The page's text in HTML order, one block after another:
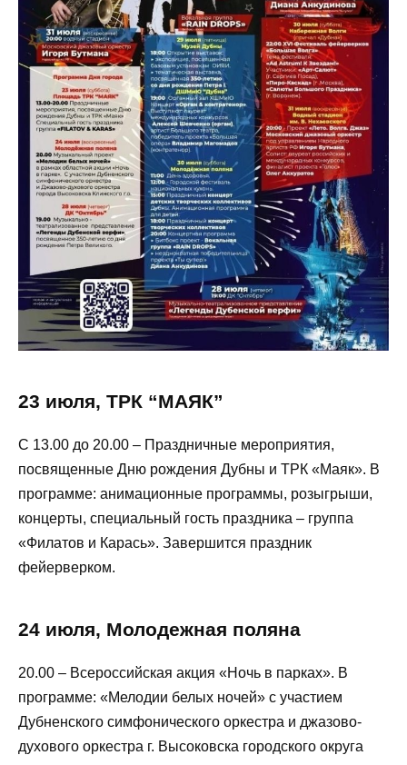
23 июля, ТРК “МАЯК”
С 13.00 до 20.00 – Праздничные мероприятия,
посвященные Дню рождения Дубны и ТРК «Маяк». В
программе: анимационные программы, розыгрыши,
концерты, специальный гость праздника – группа
«Филатов и Карась». Завершится праздник
фейерверком.
24 июля, Молодежная поляна
20.00 – Всероссийская акция «Ночь в парках». В
программе: «Мелодии белых ночей» с участием
Дубненского симфонического оркестра и джазово-
духового оркестра г. Высоковска городского округа